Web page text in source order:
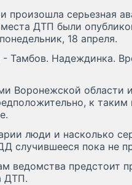
произошла серьезная
ДТП были
18 апреля.
Тамбов. Надеждинка.
Воронежской области
к
люди и насколько
случившееся пока не
ведомства предстоит
ДТП.